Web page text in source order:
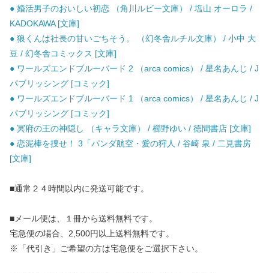
● 婚活男子のおいしい初恋 （角川ルビー文庫） / 塩山 オーロラ /
KADOKAWA [文庫]
● 狼くんは社長の甘いごちそう。 （幻冬舎ルチル文庫） / 小中 大
豆 / 幻冬舎コミックス [文庫]
● ワールズエンドブルーバード 2 （arca comics） / 星名あんじ / J
パブリッシング [コミック]
● ワールズエンドブルーバード 1 （arca comics） / 星名あんじ / J
パブリッシング [コミック]
● 冥府の王の神隠し （キャラ文庫） / 櫛野ゆい / 徳間書店 [文庫]
● 恋泥棒を捜せ！ 3「パンダ航空・愛の狩人 / 谷崎 泉 / 二見書房
[文庫]
■通常２４時間以内に発送可能です。
■メール便は、１冊から送料無料です。
宅急便の場合、2,500円以上送料無料です。
※「代引き」ご希望の方は宅急便をご選択下さい。